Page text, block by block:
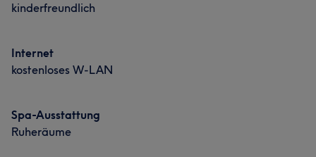
kinderfreundlich
Internet
kostenloses W-LAN
Spa-Ausstattung
Ruheräume